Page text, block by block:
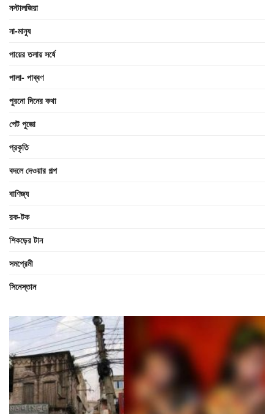
নস্টালজিয়া
না-মানুষ
পায়ের তলায় সর্ষে
পালা- পাব্বণ
পুরনো দিনের কথা
পেট পুজো
প্রকৃতি
বদলে দেওয়ার গল্প
বাণিজ্য
রক-টক
শিকড়ের টান
সমপ্রেমী
সিনেস্তান